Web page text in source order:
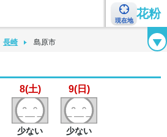
現在地
花粉
花粉症チェックシート 花粉症ハンドブック
長崎 島原市
8(土)
少ない
9(日)
少ない